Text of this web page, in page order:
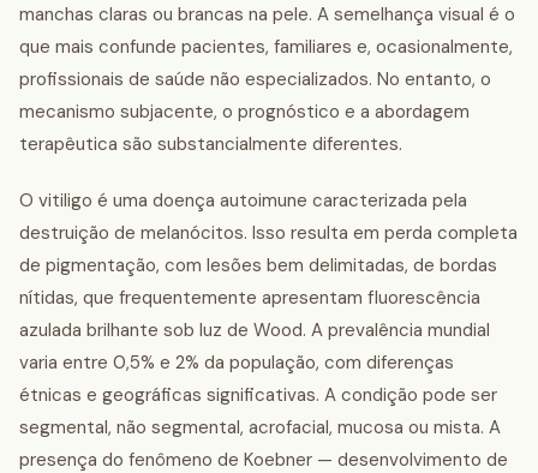
manchas claras ou brancas na pele. A semelhança visual é o
que mais confunde pacientes, familiares e, ocasionalmente,
profissionais de saúde não especializados. No entanto, o
mecanismo subjacente, o prognóstico e a abordagem
terapêutica são substancialmente diferentes.
O vitiligo é uma doença autoimune caracterizada pela
destruição de melanócitos. Isso resulta em perda completa
de pigmentação, com lesões bem delimitadas, de bordas
nítidas, que frequentemente apresentam fluorescência
azulada brilhante sob luz de Wood. A prevalência mundial
varia entre 0,5% e 2% da população, com diferenças
étnicas e geográficas significativas. A condição pode ser
segmental, não segmental, acrofacial, mucosa ou mista. A
presença do fenômeno de Koebner — desenvolvimento de